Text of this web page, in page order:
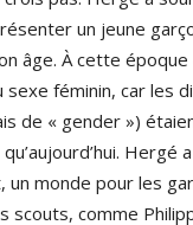
un jeune
âge. À cette
sexe féminin, car les
de « gender »)
Hergé
un monde pour les
scouts, comme